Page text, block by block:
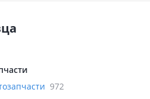
972